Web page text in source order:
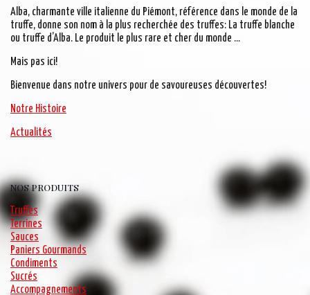
Alba, charmante ville italienne du Piémont, référence dans le monde de la
truffe, donne son nom à la plus recherchée des truffes: La truffe blanche
ou truffe d’Alba. Le produit le plus rare et cher du monde …
Mais pas ici!
Bienvenue dans notre univers pour de savoureuses découvertes!
Notre Histoire
Actualités
NOS PRODUITS
Truffes
Terrines
Sauces
Paniers Gourmands
Condiments
Sucrés
Accompagnements